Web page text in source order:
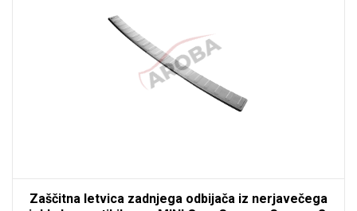
Zaščitna letvica zadnjega odbijača iz nerjavečega